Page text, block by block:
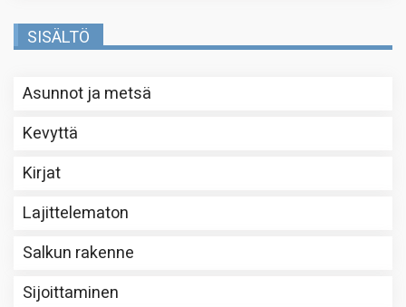
SISÄLTÖ
Asunnot ja metsä
Kevyttä
Kirjat
Lajittelematon
Salkun rakenne
Sijoittaminen